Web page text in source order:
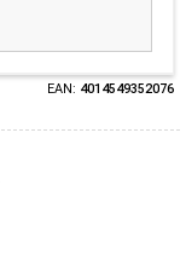
EAN: 4014549352076